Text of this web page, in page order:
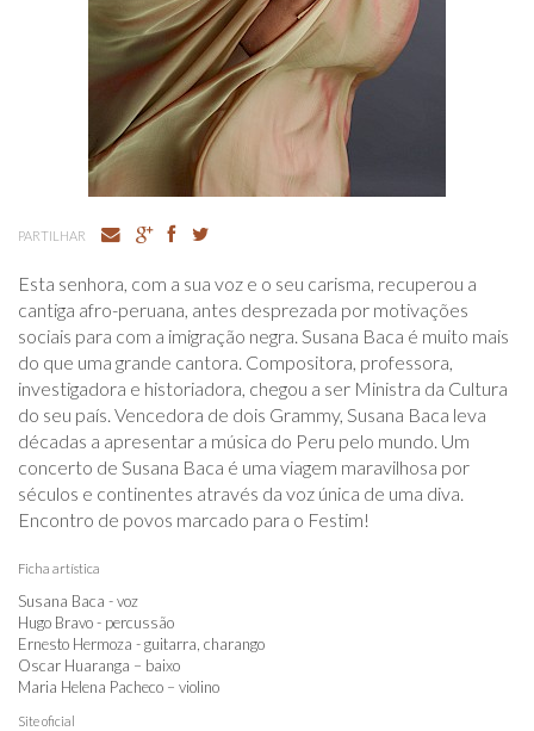
PARTILHAR
Esta senhora, com a sua voz e o seu carisma, recuperou a
cantiga afro-peruana, antes desprezada por motivações
sociais para com a imigração negra. Susana Baca é muito mais
do que uma grande cantora. Compositora, professora,
investigadora e historiadora, chegou a ser Ministra da Cultura
do seu país. Vencedora de dois Grammy, Susana Baca leva
décadas a apresentar a música do Peru pelo mundo. Um
concerto de Susana Baca é uma viagem maravilhosa por
séculos e continentes através da voz única de uma diva.
Encontro de povos marcado para o Festim!
Ficha artística
Susana Baca - voz
Hugo Bravo - percussão
Ernesto Hermoza - guitarra, charango
Oscar Huaranga – baixo
Maria Helena Pacheco – violino
Site oficial